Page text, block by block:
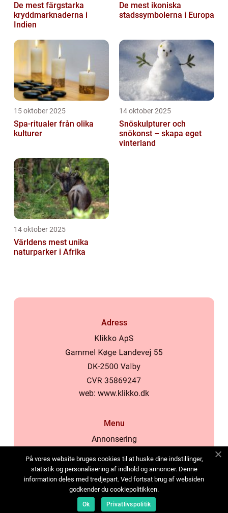
De mest färgstarka
kryddmarknaderna i
Indien
De mest ikoniska
stadssymbolerna i Europa
15 oktober 2025
Spa-ritualer från olika
kulturer
14 oktober 2025
Snöskulpturer och
snökonst – skapa eget
vinterland
14 oktober 2025
Världens mest unika
naturparker i Afrika
Adress
web: www.klikko.dk
Menu
Annonsering
Cookies
Kontakta oss
Sitemap
På vores website bruges cookies til at huske dine indstillinger,
statistik og personalisering af indhold og annoncer. Denne
information deles med tredjepart. Ved fortsat brug af websiden
godkender du cookiepolitikken.
Ok Privatlivspolitik